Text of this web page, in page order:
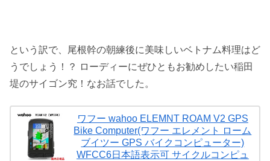
という訳で、尾根幹の朝練後に美味しいベトナム料理はど
うでしょう！？ ローディーにぜひともお勧めしたい稲田
堤のサイゴン究！なお話でした。
ワフー wahoo ELEMNT ROAM V2 GPS
Bike Computer(ワフー エレメント ローム
ブイツー GPS バイクコンピューター)
WFCC6日本語表示可 サイクルコンピュ